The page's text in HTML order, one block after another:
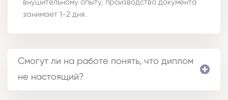
внушительному опыту, производство документа
занимает 1-2 дня.
Смогут ли на работе понять, что диплом
не настоящий?